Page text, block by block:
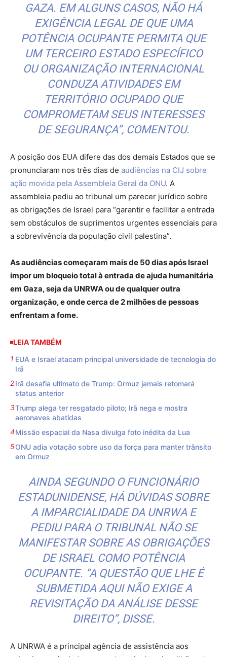
GAZA. EM ALGUNS CASOS, NÃO HÁ
EXIGÊNCIA LEGAL DE QUE UMA
POTÊNCIA OCUPANTE PERMITA QUE
UM TERCEIRO ESTADO ESPECÍFICO
OU ORGANIZAÇÃO INTERNACIONAL
CONDUZA ATIVIDADES EM
TERRITÓRIO OCUPADO QUE
COMPROMETAM SEUS INTERESSES
DE SEGURANÇA”, COMENTOU.
A posição dos EUA difere das dos demais Estados que se
pronunciaram nos três dias de audiências na CIJ sobre
ação movida pela Assembleia Geral da ONU. A
assembleia pediu ao tribunal um parecer jurídico sobre
as obrigações de Israel para “garantir e facilitar a entrada
sem obstáculos de suprimentos urgentes essenciais para
a sobrevivência da população civil palestina”.
As audiências começaram mais de 50 dias após Israel
impor um bloqueio total à entrada de ajuda humanitária
em Gaza, seja da UNRWA ou de qualquer outra
organização, e onde cerca de 2 milhões de pessoas
enfrentam a fome.
LEIA TAMBÉM
EUA e Israel atacam principal universidade de tecnologia do
Irã
Irã desafia ultimato de Trump: Ormuz jamais retomará
status anterior
Trump alega ter resgatado piloto; Irã nega e mostra
aeronaves abatidas
Missão espacial da Nasa divulga foto inédita da Lua
ONU adia votação sobre uso da força para manter trânsito
em Ormuz
AINDA SEGUNDO O FUNCIONÁRIO
ESTADUNIDENSE, HÁ DÚVIDAS SOBRE
A IMPARCIALIDADE DA UNRWA E
PEDIU PARA O TRIBUNAL NÃO SE
MANIFESTAR SOBRE AS OBRIGAÇÕES
DE ISRAEL COMO POTÊNCIA
OCUPANTE. “A QUESTÃO QUE LHE É
SUBMETIDA AQUI NÃO EXIGE A
REVISITAÇÃO DA ANÁLISE DESSE
DIREITO”, DISSE.
A UNRWA é a principal agência de assistência aos